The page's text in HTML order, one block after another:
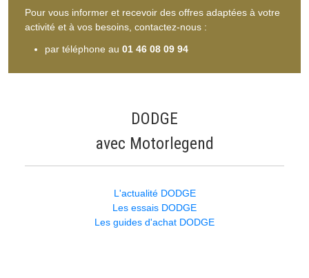
Pour vous informer et recevoir des offres adaptées à votre
activité et à vos besoins, contactez-nous :
par téléphone au 01 46 08 09 94
DODGE
avec Motorlegend
L'actualité DODGE
Les essais DODGE
Les guides d'achat DODGE